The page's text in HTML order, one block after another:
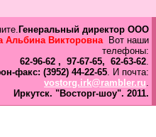
Генеральный директор ООО
Альбина ВикторовнаВот наши
телефоны:
62-96-62 , 97-67-65, 62-63-62.
факс: (3952) 44-22-65. И почта:
vostorg.irk@rambler.ru.
Иркутск. "Восторг-шоу". 2011.